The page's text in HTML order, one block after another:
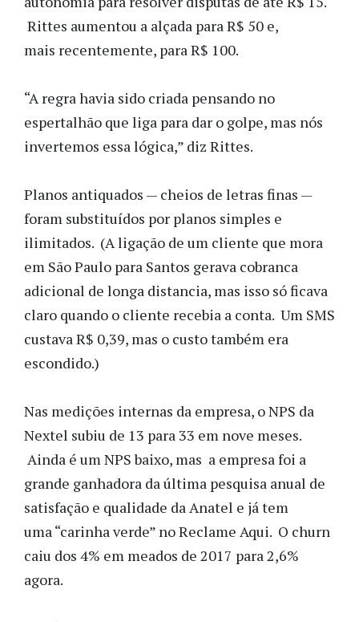
Rittes aumentou a alçada para R$ 50 e,
mais recentemente, para R$ 100.
“A regra havia sido criada pensando no
espertalhão que liga para dar o golpe, mas nós
invertemos essa lógica,” diz Rittes.
Planos antiquados — cheios de letras finas —
foram substituídos por planos simples e
ilimitados. (A ligação de um cliente que mora
em São Paulo para Santos gerava cobranca
adicional de longa distancia, mas isso só ficava
claro quando o cliente recebia a conta. Um SMS
custava R$ 0,39, mas o custo também era
escondido.)
Nas medições internas da empresa, o NPS da
Nextel subiu de 13 para 33 em nove meses.
Ainda é um NPS baixo, mas a empresa foi a
grande ganhadora da última pesquisa anual de
satisfação e qualidade da Anatel e já tem
uma “carinha verde” no Reclame Aqui. O churn
caiu dos 4% em meados de 2017 para 2,6%
agora.